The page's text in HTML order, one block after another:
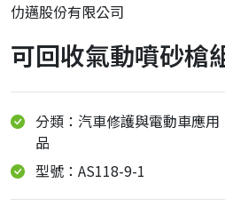
仂邁股份有限公司
可回收氣動噴砂槍
分類：汽車修護與電動車應用
品
型號：AS118-9-1